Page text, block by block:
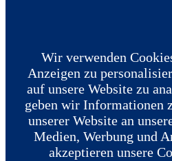
Wir verwenden
Anzeigen zu
auf unsere Website zu
geben wir Informationen
unserer Website an
Medien, Werbung und
akzeptieren unsere